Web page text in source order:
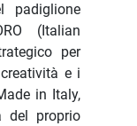
padiglione
(Italian
per
e i
in Italy,
del proprio